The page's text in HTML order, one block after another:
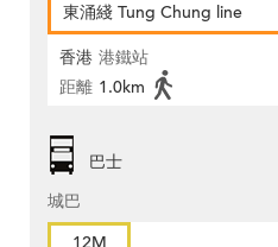
東涌綫 Tung Chung line
香港 港鐵站
距離 1.0km
巴士
城巴